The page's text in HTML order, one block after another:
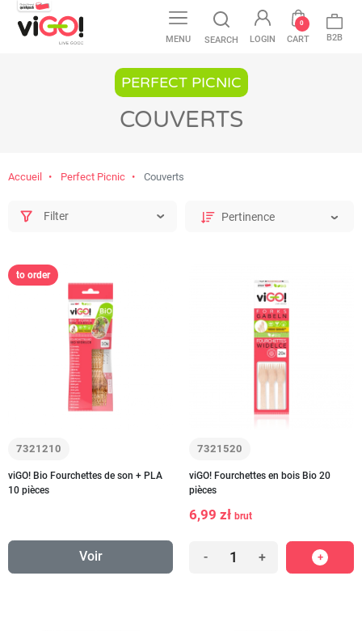
MENU SEARCH LOGIN CART
0
B2B
PERFECT PICNIC
COUVERTS
Accueil Perfect Picnic Couverts
Filter
to order
7321210
viGO! Bio Fourchettes de son + PLA
10 pièces
Voir
7321520
viGO! Fourchettes en bois Bio 20
pièces
6,99 zł brut
- +